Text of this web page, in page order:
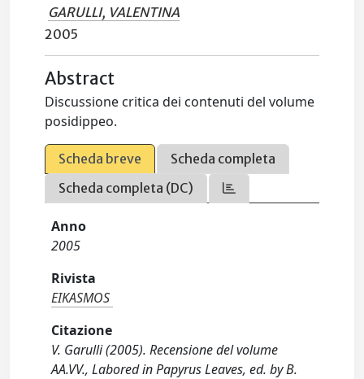
GARULLI, VALENTINA
2005
Abstract
Discussione critica dei contenuti del volume
posidippeo.
Scheda breve
Scheda completa
Scheda completa (DC)
Anno
2005
Rivista
EIKASMOS
Citazione
V. Garulli (2005). Recensione del volume
AA.VV., Labored in Papyrus Leaves, ed. by B.